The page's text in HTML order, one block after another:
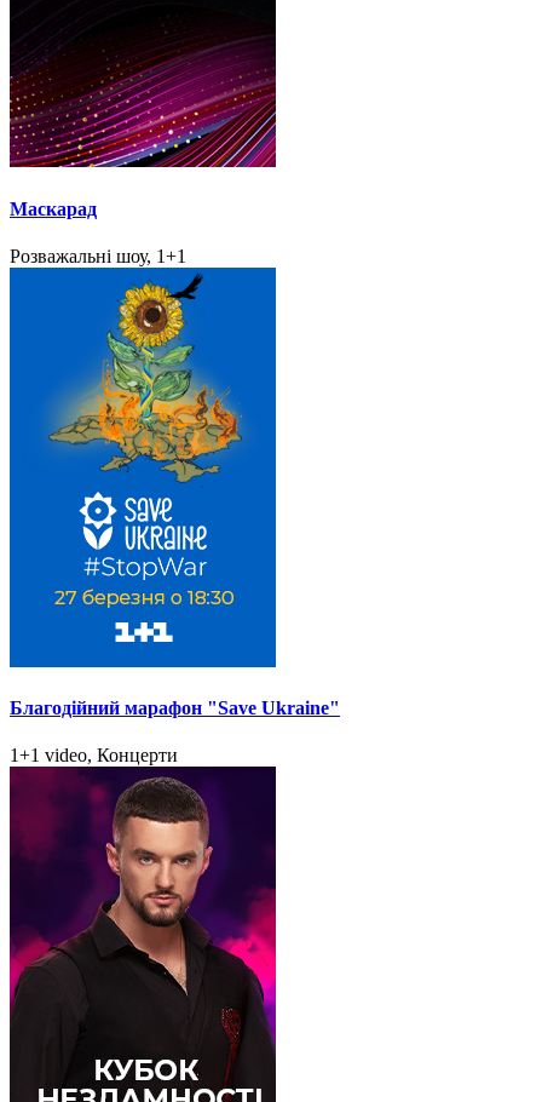
Маскарад
Розважальні шоу, 1+1
Благодійний марафон "Save Ukraine"
1+1 video, Концерти